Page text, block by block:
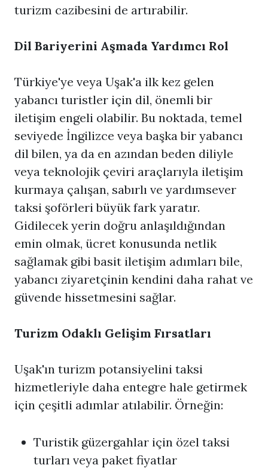
turizm cazibesini de artırabilir.
Dil Bariyerini Aşmada Yardımcı Rol
Türkiye'ye veya Uşak'a ilk kez gelen
yabancı turistler için dil, önemli bir
iletişim engeli olabilir. Bu noktada, temel
seviyede İngilizce veya başka bir yabancı
dil bilen, ya da en azından beden diliyle
veya teknolojik çeviri araçlarıyla iletişim
kurmaya çalışan, sabırlı ve yardımsever
taksi şoförleri büyük fark yaratır.
Gidilecek yerin doğru anlaşıldığından
emin olmak, ücret konusunda netlik
sağlamak gibi basit iletişim adımları bile,
yabancı ziyaretçinin kendini daha rahat ve
güvende hissetmesini sağlar.
Turizm Odaklı Gelişim Fırsatları
Uşak'ın turizm potansiyelini taksi
hizmetleriyle daha entegre hale getirmek
için çeşitli adımlar atılabilir. Örneğin:
Turistik güzergahlar için özel taksi
turları veya paket fiyatlar